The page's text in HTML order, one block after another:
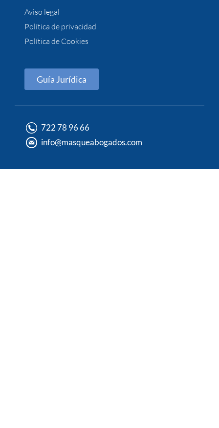
Aviso legal
Política de privacidad
Política de Cookies
Guía Jurídica
722 78 96 66
info@masqueabogados.com